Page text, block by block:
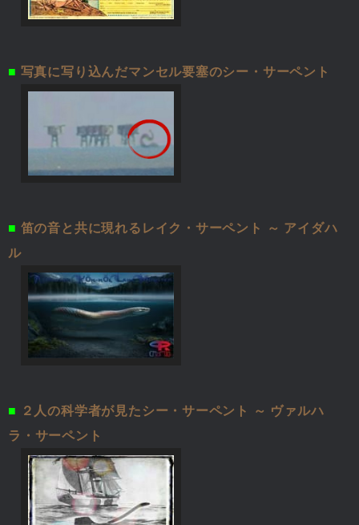
■ 写真に写り込んだマンセル要塞のシー・サーペント
■ 笛の音と共に現れるレイク・サーペント ～ アイダハ
ル
■
２人の科学者が見たシー・サーペント ～ ヴァルハ
ラ・サーペント